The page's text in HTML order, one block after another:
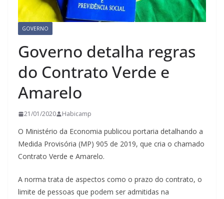
GOVERNO
Governo detalha regras
do Contrato Verde e
Amarelo
21/01/2020 Habicamp
O Ministério da Economia publicou portaria detalhando a
Medida Provisória (MP) 905 de 2019, que cria o chamado
Contrato Verde e Amarelo.
A norma trata de aspectos como o prazo do contrato, o
limite de pessoas que podem ser admitidas na